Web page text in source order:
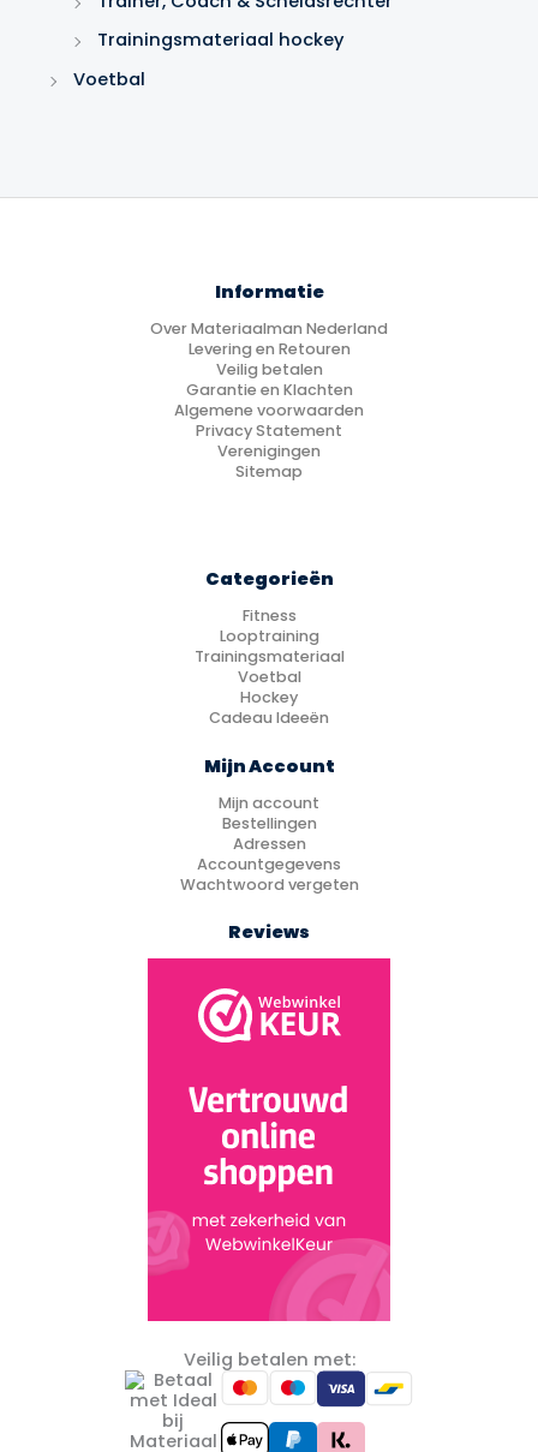
Trainingsmateriaal hockey
Voetbal
Informatie
Over Materiaalman Nederland
Levering en Retouren
Veilig betalen
Garantie en Klachten
Algemene voorwaarden
Privacy Statement
Verenigingen
Sitemap
Categorieën
Fitness
Looptraining
Trainingsmateriaal
Voetbal
Hockey
Cadeau Ideeën
Mijn Account
Mijn account
Bestellingen
Adressen
Accountgegevens
Wachtwoord vergeten
Reviews
Veilig betalen met: